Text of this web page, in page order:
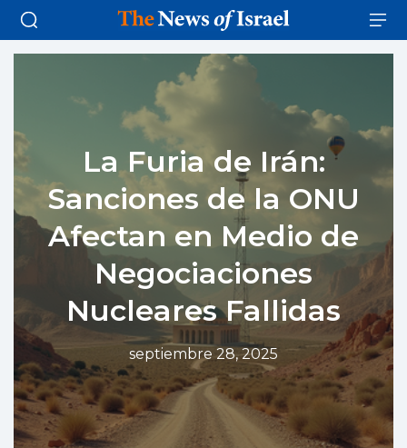
La Furia de Irán:
Sanciones de la ONU
Afectan en Medio de
Negociaciones
Nucleares Fallidas
septiembre 28, 2025